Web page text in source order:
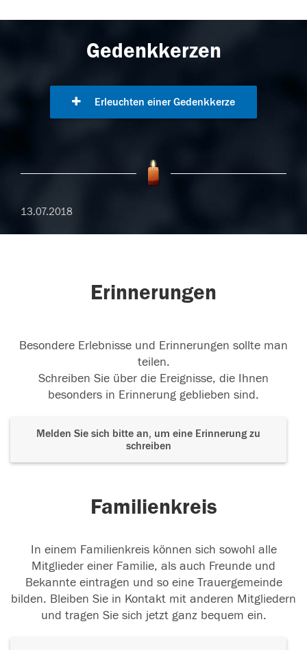
Gedenkkerzen
Erleuchten einer Gedenkkerze
13.07.2018
Erinnerungen
Besondere Erlebnisse und Erinnerungen sollte man
teilen.
Schreiben Sie über die Ereignisse, die Ihnen
besonders in Erinnerung geblieben sind.
Melden Sie sich bitte an, um eine Erinnerung zu
schreiben
Familienkreis
In einem Familienkreis können sich sowohl alle
Mitglieder einer Familie, als auch Freunde und
Bekannte eintragen und so eine Trauergemeinde
bilden. Bleiben Sie in Kontakt mit anderen Mitgliedern
und tragen Sie sich jetzt ganz bequem ein.